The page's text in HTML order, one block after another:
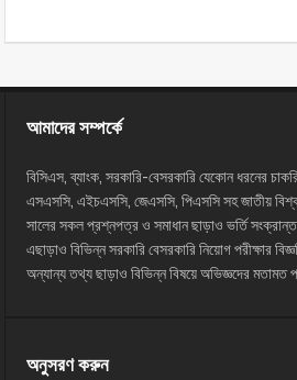
আমাদের সম্পর্কে
বিসিএস, ব্যাংক, সরকারি-বেসরকারি যেকোন ধরনের
এসএসসি, এইচএসসি, জেএসসি, পিএসসি সহ জাতীয়
সালের সকল প্রশ্নপত্র ও সমাধান ছাড়াও ভর্তি
এছাড়াও বিভিন্ন সরকারি বেসরকারি নিয়োগ পরীক্ষার
অন্যান্য তথ্য ছাড়াও বিভিন্ন বিষয়ে অভিজ্ঞদের মতামত
অনুসরণ করুন